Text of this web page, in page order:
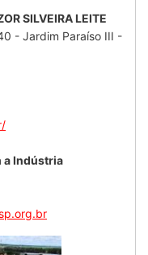
SILVEIRA LEITE
- Jardim Paraíso III -
a Indústria